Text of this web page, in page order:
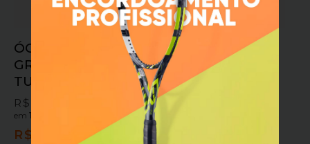
ÓCULOS MORMAII
GRAND TOUR 3
TURQUESA/ROXO
R$
em10x sem juros
R$ no pix
BOLA DE TENIS
BABOLAT GREEN
STAGE 1 – TUBO
COM 3 BOLAS
R$
em